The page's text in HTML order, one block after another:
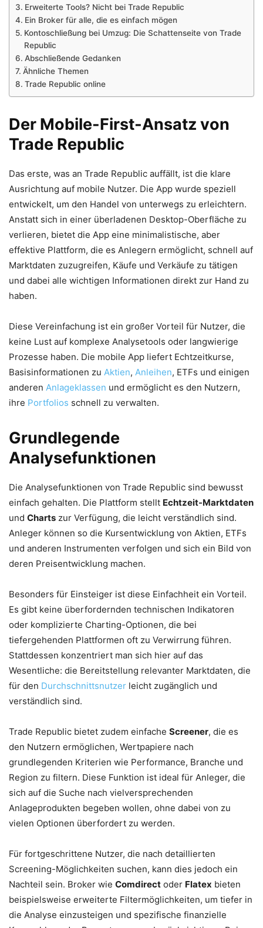
Erweiterte Tools? Nicht bei Trade Republic
Ein Broker für alle, die es einfach mögen
Kontoschließung bei Umzug: Die Schattenseite von Trade
Republic
Abschließende Gedanken
Ähnliche Themen
Trade Republic online
Der Mobile-First-Ansatz von
Trade Republic
Das erste, was an Trade Republic auffällt, ist die klare
Ausrichtung auf mobile Nutzer. Die App wurde speziell
entwickelt, um den Handel von unterwegs zu erleichtern.
Anstatt sich in einer überladenen Desktop-Oberfläche zu
verlieren, bietet die App eine minimalistische, aber
effektive Plattform, die es Anlegern ermöglicht, schnell auf
Marktdaten zuzugreifen, Käufe und Verkäufe zu tätigen
und dabei alle wichtigen Informationen direkt zur Hand zu
haben.
Diese Vereinfachung ist ein großer Vorteil für Nutzer, die
keine Lust auf komplexe Analysetools oder langwierige
Prozesse haben. Die mobile App liefert Echtzeitkurse,
Basisinformationen zu Aktien, Anleihen, ETFs und einigen
anderen Anlageklassen und ermöglicht es den Nutzern,
ihre Portfolios schnell zu verwalten.
Grundlegende
Analysefunktionen
Die Analysefunktionen von Trade Republic sind bewusst
einfach gehalten. Die Plattform stellt Echtzeit-Marktdaten
und Charts zur Verfügung, die leicht verständlich sind.
Anleger können so die Kursentwicklung von Aktien, ETFs
und anderen Instrumenten verfolgen und sich ein Bild von
deren Preisentwicklung machen.
Besonders für Einsteiger ist diese Einfachheit ein Vorteil.
Es gibt keine überfordernden technischen Indikatoren
oder komplizierte Charting-Optionen, die bei
tiefergehenden Plattformen oft zu Verwirrung führen.
Stattdessen konzentriert man sich hier auf das
Wesentliche: die Bereitstellung relevanter Marktdaten, die
für den Durchschnittsnutzer leicht zugänglich und
verständlich sind.
Trade Republic bietet zudem einfache Screener, die es
den Nutzern ermöglichen, Wertpapiere nach
grundlegenden Kriterien wie Performance, Branche und
Region zu filtern. Diese Funktion ist ideal für Anleger, die
sich auf die Suche nach vielversprechenden
Anlageprodukten begeben wollen, ohne dabei von zu
vielen Optionen überfordert zu werden.
Für fortgeschrittene Nutzer, die nach detaillierten
Screening-Möglichkeiten suchen, kann dies jedoch ein
Nachteil sein. Broker wie Comdirect oder Flatex bieten
beispielsweise erweiterte Filtermöglichkeiten, um tiefer in
die Analyse einzusteigen und spezifische finanzielle